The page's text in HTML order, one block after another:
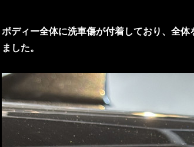
ボディー全体に洗車傷が付着しており、全
ました。